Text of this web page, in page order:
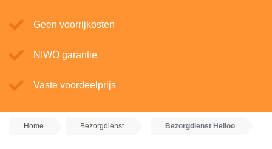
Geen voorrijkosten
NIWO garantie
Vaste voordeelprijs
Home Bezorgdienst Bezorgdienst Heiloo